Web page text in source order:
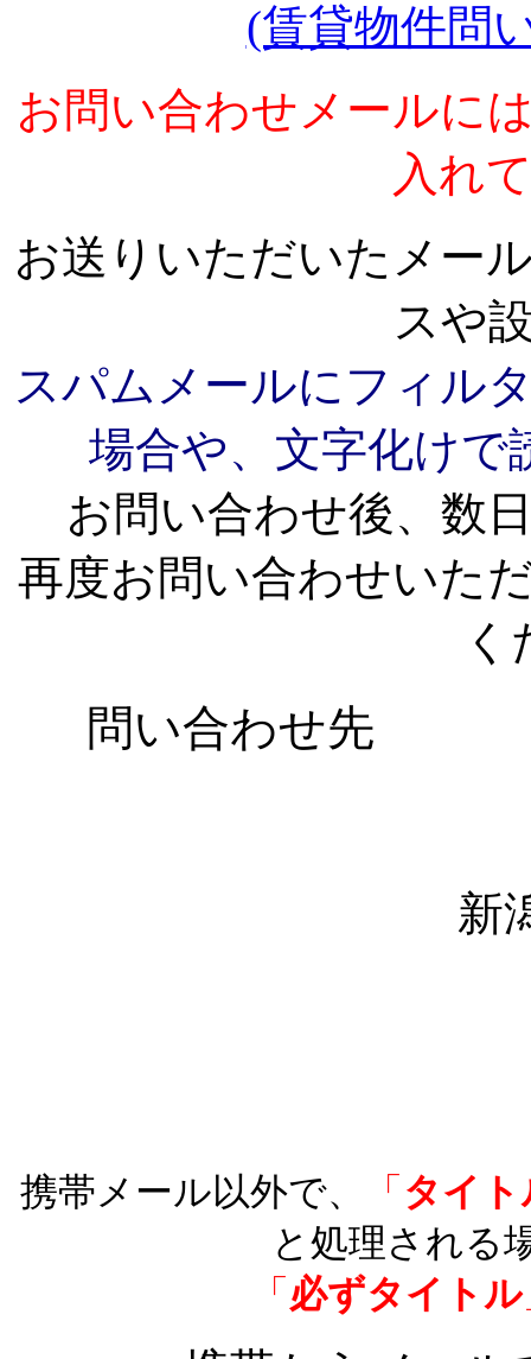
(賃貸物件問
お問い合わせメールに
入れ
お送りいただいたメー
スや
スパムメールにフィル
場合や、文字化けで
お問い合わせ後、数
再度お問い合わせいた
く
問い合わせ先
新
携帯メール以外で、 「 タイ
と処理される
「 必ずタイトル